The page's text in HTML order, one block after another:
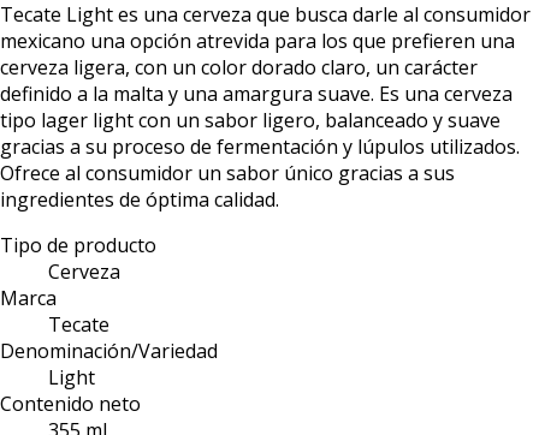
Tecate Light es una cerveza que busca darle al consumidor
mexicano una opción atrevida para los que prefieren una
cerveza ligera, con un color dorado claro, un carácter
definido a la malta y una amargura suave. Es una cerveza
tipo lager light con un sabor ligero, balanceado y suave
gracias a su proceso de fermentación y lúpulos utilizados.
Ofrece al consumidor un sabor único gracias a sus
ingredientes de óptima calidad.
Tipo de producto
Cerveza
Marca
Tecate
Denominación/Variedad
Light
Contenido neto